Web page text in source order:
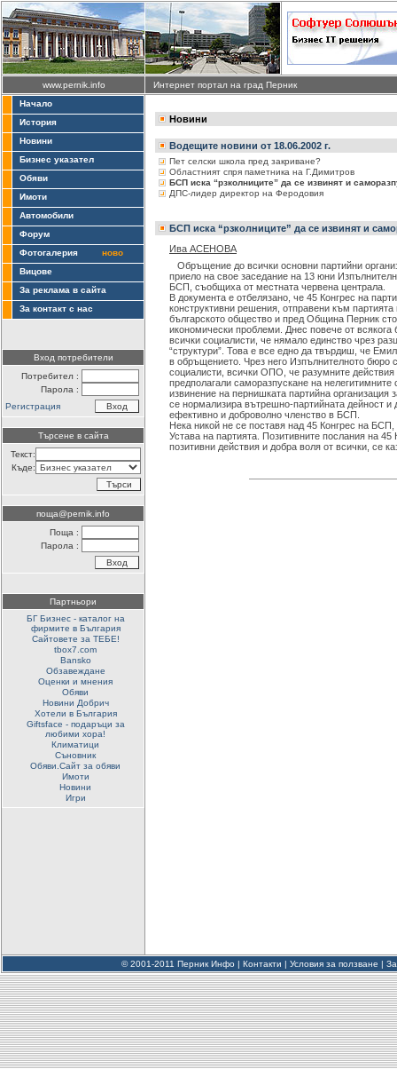
www.pernik.info
Интернет портал на град Перник
Начало
История
Новини
Бизнес указател
Обяви
Имоти
Автомобили
Форум
Фотогалерия
ново
Вицове
За реклама в сайта
За контакт с нас
Вход потребители
Потребител :
Парола :
Регистрация
Търсене в сайта
Текст:
Къде:
поща@pernik.info
Поща :
Парола :
Партньори
БГ Бизнес - каталог на
фирмите в България
Сайтовете за ТЕБЕ!
tbox7.com
Bansko
Обзавеждане
Оценки и мнения
Обяви
Новини Добрич
Хотели в България
Giftsface - подаръци за
любими хора!
Климатици
Съновник
Обяви.Сайт за обяви
Имоти
Новини
Игри
Новини
Водещите новини от 18.06.2002 г.
Пет селски школа пред закриване?
Областният спря паметника на Г.Димитров
БСП иска “рзколниците” да се извинят и
ДПС-лидер директор на Феродовия
БСП иска “рзколниците” да се извинят и
Ива АСЕНОВА
Обръщение до всички основни партийни
приело на свое заседание на 13 юни
БСП, съобщиха от местната червена централа.
В документа е отбелязано, че 45 Конгрес на
конструктивни решения, отправени към
българското общество и пред Община Перник
икономически проблеми. Днес повече от всякога
всички социалисти, че нямало единство чрез
“структури”. Това е все едно да твърдиш, че
в обръщението. Чрез него Изпълнителното бюро
социалисти, всички ОПО, че разумните
предполагали саморазпускане на нелегитимните
извинение на пернишката партийна организация
се нормализира вътрешно-партийната дейност и
ефективно и доброволно членство в БСП.
Нека никой не се поставя над 45 Конгрес на
Устава на партията. Позитивните послания на
позитивни действия и добра воля от всички, се
© 2001-2011 Перник Инфо | Контакти | Условия за ползване |